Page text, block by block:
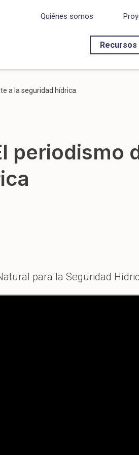
Quiénes somos
Recursos
a la seguridad hídrica
periodismo
para la Seguridad